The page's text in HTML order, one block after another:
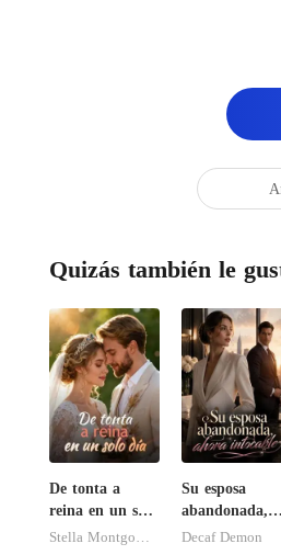
Quizás también le
De tonta a
reina en un solo
día
Su esposa
abandonada,
ahora intocable
Decaf Demon